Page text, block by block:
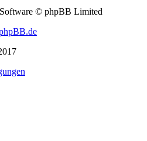
© phpBB Limited